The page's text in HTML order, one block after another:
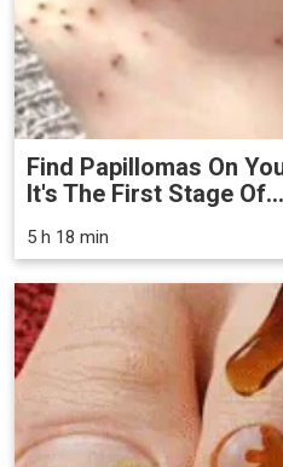
Find Papillomas On
It's The First Stage Of...
5 h 18 min